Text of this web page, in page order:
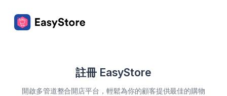
註冊 EasyStore
開啟多管道整合開店平台，輕鬆為你的顧客提供最佳的購物